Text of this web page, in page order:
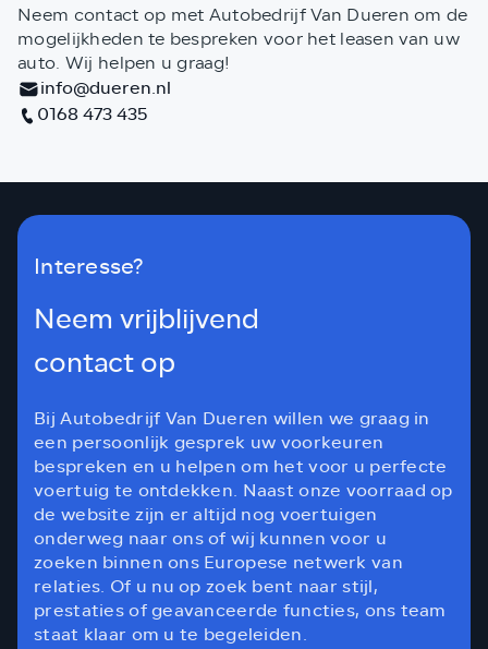
Neem contact op met Autobedrijf Van Dueren om de
mogelijkheden te bespreken voor het leasen van uw
auto. Wij helpen u graag!
info@dueren.nl
0168 473 435
Interesse?
Neem vrijblijvend
contact op
Bij Autobedrijf Van Dueren willen we graag in
een persoonlijk gesprek uw voorkeuren
bespreken en u helpen om het voor u perfecte
voertuig te ontdekken. Naast onze voorraad op
de website zijn er altijd nog voertuigen
onderweg naar ons of wij kunnen voor u
zoeken binnen ons Europese netwerk van
relaties. Of u nu op zoek bent naar stijl,
prestaties of geavanceerde functies, ons team
staat klaar om u te begeleiden.